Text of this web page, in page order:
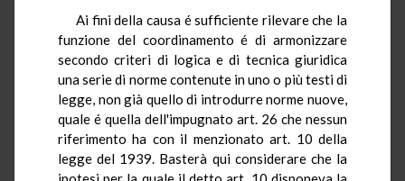
Ai fini della causa é sufficiente rilevare che la
funzione del coordinamento é di armonizzare
secondo criteri di logica e di tecnica giuridica
una serie di norme contenute in uno o più testi di
legge, non già quello di introdurre norme nuove,
quale é quella dell'impugnato art. 26 che nessun
riferimento ha con il menzionato art. 10 della
legge del 1939. Basterà qui considerare che la